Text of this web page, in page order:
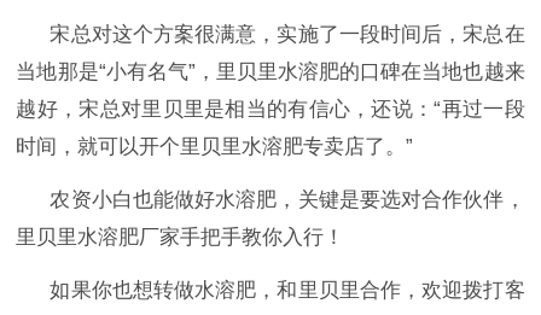
宋总对这个方案很满意，实施了一段时间后，宋总在
当地那是“小有名气”，里贝里水溶肥的口碑在当地也越来
越好，宋总对里贝里是相当的有信心，还说：“再过一段
时间，就可以开个里贝里水溶肥专卖店了。”
农资小白也能做好水溶肥，关键是要选对合作伙伴，
里贝里水溶肥厂家手把手教你入行！
如果你也想转做水溶肥，和里贝里合作，欢迎拨打客